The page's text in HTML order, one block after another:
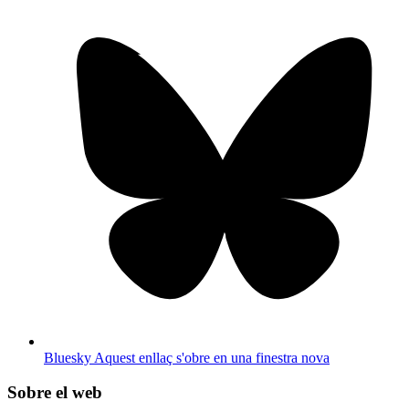
Bluesky Aquest enllaç s'obre en una finestra nova
Sobre el web